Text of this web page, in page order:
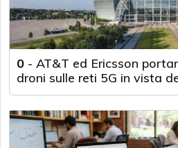
0 - AT&T ed Ericsson
droni sulle reti 5G in vista